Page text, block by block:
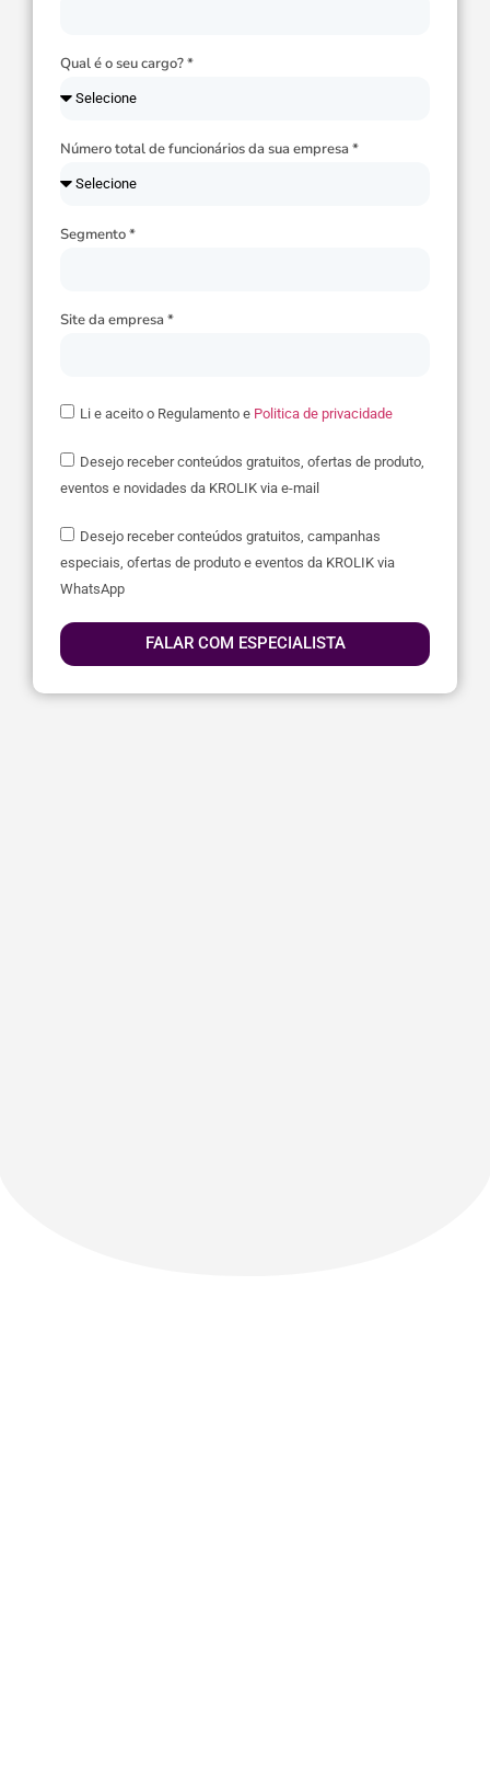
Qual é o seu cargo? *
Número total de funcionários da sua empresa *
Segmento *
Site da empresa *
Li e aceito o Regulamento e Politica de privacidade
Desejo receber conteúdos gratuitos, ofertas de produto,
eventos e novidades da KROLIK via e-mail
Desejo receber conteúdos gratuitos, campanhas
especiais, ofertas de produto e eventos da KROLIK via
WhatsApp
FALAR COM ESPECIALISTA